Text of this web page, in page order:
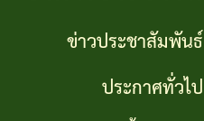
KM)
การ
ตรวจ
สอบ
ข่าวประชาสัมพันธ์
ประกาศทั่วไป